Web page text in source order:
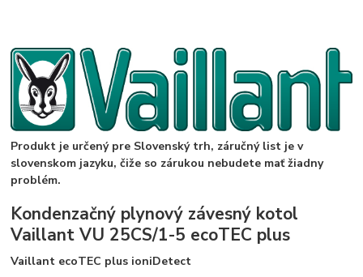
Produkt je určený pre Slovenský trh, záručný list je v
slovenskom jazyku, čiže so zárukou nebudete mať žiadny
problém.
Kondenzačný plynový závesný kotol
Vaillant VU 25CS/1-5 ecoTEC plus
Vaillant ecoTEC plus ioniDetect